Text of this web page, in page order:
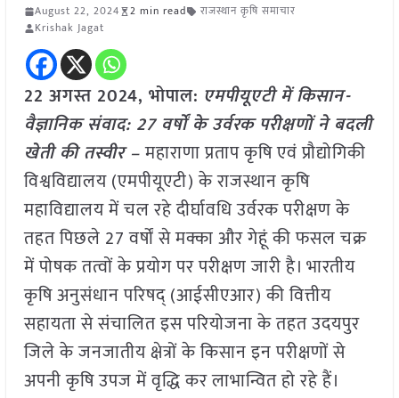
August 22, 2024 2 min read
राजस्थान कृषि समाचार
Krishak Jagat
22 अगस्त 2024, भोपाल: एमपीयूएटी में किसान-
वैज्ञानिक संवाद: 27 वर्षों के उर्वरक परीक्षणों ने बदली
खेती की तस्वीर –महाराणा प्रताप कृषि एवं प्रौद्योगिकी
विश्वविद्यालय (एमपीयूएटी) के राजस्थान कृषि
महाविद्यालय में चल रहे दीर्घावधि उर्वरक परीक्षण के
तहत पिछले 27 वर्षों से मक्का और गेहूं की फसल चक्र
में पोषक तत्वों के प्रयोग पर परीक्षण जारी है। भारतीय
कृषि अनुसंधान परिषद् (आईसीएआर) की वित्तीय
सहायता से संचालित इस परियोजना के तहत उदयपुर
जिले के जनजातीय क्षेत्रों के किसान इन परीक्षणों से
अपनी कृषि उपज में वृद्धि कर लाभान्वित हो रहे हैं।